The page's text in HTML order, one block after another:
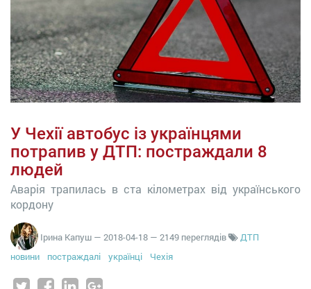
У Чехії автобус із українцями
потрапив у ДТП: постраждали 8
людей
Аварія трапилась в ста кілометрах від українського
кордону
Ірина Капуш — 2018-04-18 — 2149 переглядів
ДТП
новини
постраждалі українці Чехія